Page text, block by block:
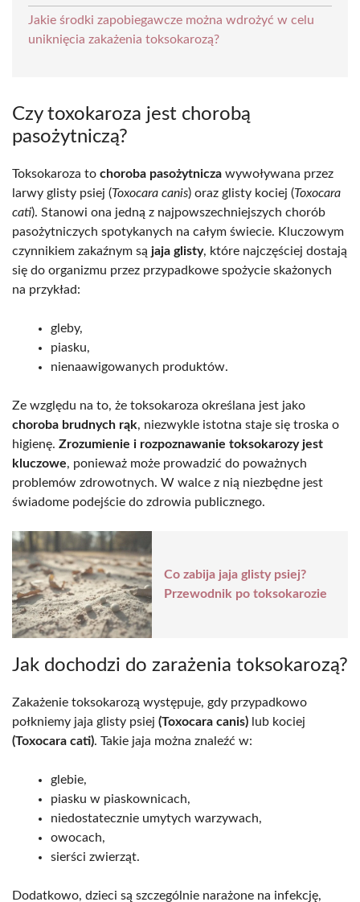
Jakie środki zapobiegawcze można wdrożyć w celu
uniknięcia zakażenia toksokarozą?
Czy toxokaroza jest chorobą
pasożytniczą?
Toksokaroza to choroba pasożytnicza wywoływana przez
larwy glisty psiej (Toxocara canis) oraz glisty kociej (Toxocara
cati). Stanowi ona jedną z najpowszechniejszych chorób
pasożytniczych spotykanych na całym świecie. Kluczowym
czynnikiem zakaźnym są jaja glisty, które najczęściej dostają
się do organizmu przez przypadkowe spożycie skażonych
na przykład:
gleby,
piasku,
nienaawigowanych produktów.
Ze względu na to, że toksokaroza określana jest jako
choroba brudnych rąk, niezwykle istotna staje się troska o
higienę. Zrozumienie i rozpoznawanie toksokarozy jest
kluczowe, ponieważ może prowadzić do poważnych
problemów zdrowotnych. W walce z nią niezbędne jest
świadome podejście do zdrowia publicznego.
Co zabija jaja glisty psiej?
Przewodnik po toksokarozie
Jak dochodzi do zarażenia toksokarozą?
Zakażenie toksokarozą występuje, gdy przypadkowo
połkniemy jaja glisty psiej (Toxocara canis) lub kociej
(Toxocara cati). Takie jaja można znaleźć w:
glebie,
piasku w piaskownicach,
niedostatecznie umytych warzywach,
owocach,
sierści zwierząt.
Dodatkowo, dzieci są szczególnie narażone na infekcję,